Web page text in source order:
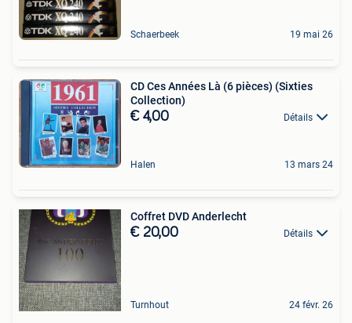
Schaerbeek 19 mai 26
CD Ces Années Là (6 pièces) (Sixties
Collection)
€ 4,00 Détails
Halen 13 mars 24
Coffret DVD Anderlecht
€ 20,00 Détails
Turnhout 24 févr. 26